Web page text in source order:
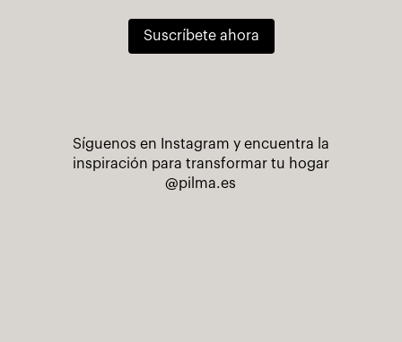
Suscríbete ahora
Síguenos en Instagram y encuentra la
inspiración para transformar tu hogar
@pilma.es